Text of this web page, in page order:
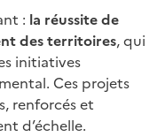
: la réussite de
des territoires, qui
initiatives
Ces projets
renforcés et
d’échelle.